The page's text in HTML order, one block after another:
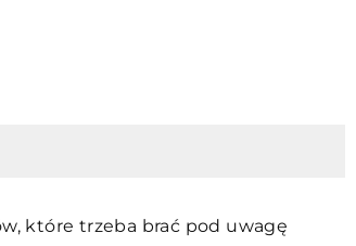
które trzeba brać pod uwagę